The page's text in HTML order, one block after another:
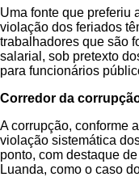
Uma fonte que preferiu
violação dos feriados
trabalhadores que são
salarial, sob pretexto
para funcionários
Corredor da
A corrupção, conforme
violação sistemática
ponto, com destaque
Luanda, como o caso